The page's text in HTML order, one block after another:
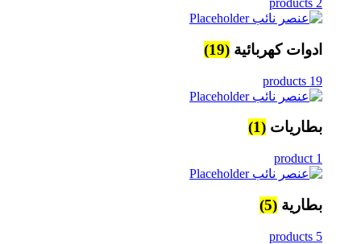
2 products
ادوات كهربائية (19)
19 products
بطاريات (1)
1 product
بطارية (5)
5 products